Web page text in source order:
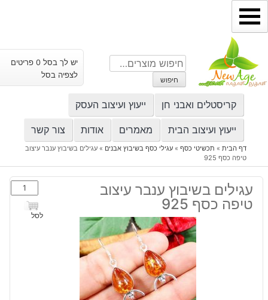
דילוג
לתוכן
חיפוש
עבור:
חיפוש
יש לך בסל 0 פריטים
לצפיה בסל
קריסטלים ואבני חן ייעוץ ועיצוב העסק
ייעוץ ועיצוב הבית מאמרים אודות צור קשר
דף הבית» תכשיטי כסף» עגילי כסף בשיבוץ אבנים » עגילים בשיבוץ ענבר עיצוב
טיפה כסף 925
עגילים בשיבוץ ענבר עיצוב
טיפה כסף 925
כמות
של
עגילים
לסל